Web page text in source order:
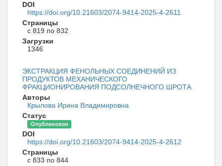
DOI
https://doi.org/10.21603/2074-9414-2025-4-2611
Страницы
с 819 по 832
Загрузки
1346
ЭКСТРАКЦИЯ ФЕНОЛЬНЫХ СОЕДИНЕНИЙ ИЗ
ПРОДУКТОВ МЕХАНИЧЕСКОГО
ФРАКЦИОНИРОВАНИЯ ПОДСОЛНЕЧНОГО ШРОТА
Авторы
Крылова Ирина Владимировна
Статус
Опубликован
DOI
https://doi.org/10.21603/2074-9414-2025-4-2612
Страницы
с 833 по 844